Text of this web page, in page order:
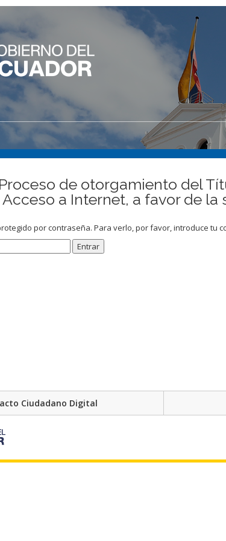
de otorgamiento del
a Internet, a favor de la
por contraseña. Para verlo, por favor, introduce tu
Ciudadano Digital